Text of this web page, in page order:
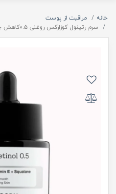
خانه
مراقبت از پوست
سرم رتینول کوزارکس روغنی ۰.۵کاهش چین و چروک و ضد آکنه(اصل)